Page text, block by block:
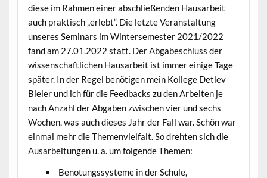
diese im Rahmen einer abschließenden Hausarbeit
auch praktisch „erlebt“. Die letzte Veranstaltung
unseres Seminars im Wintersemester 2021/2022
fand am 27.01.2022 statt. Der Abgabeschluss der
wissenschaftlichen Hausarbeit ist immer einige Tage
später. In der Regel benötigen mein Kollege Detlev
Bieler und ich für die Feedbacks zu den Arbeiten je
nach Anzahl der Abgaben zwischen vier und sechs
Wochen, was auch dieses Jahr der Fall war. Schön war
einmal mehr die Themenvielfalt. So drehten sich die
Ausarbeitungen u. a. um folgende Themen:
Benotungssysteme in der Schule,